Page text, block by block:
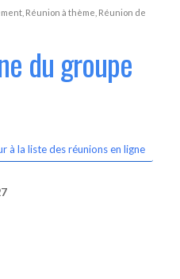
, Réunion à thème Réunion de
du groupe
à la liste des réunions en ligne